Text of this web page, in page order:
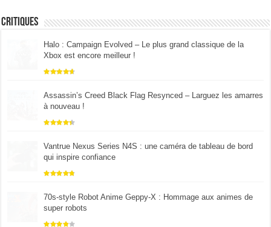
Critiques
Halo : Campaign Evolved – Le plus grand classique de la
Xbox est encore meilleur !
Assassin’s Creed Black Flag Resynced – Larguez les amarres
à nouveau !
Vantrue Nexus Series N4S : une caméra de tableau de bord
qui inspire confiance
70s-style Robot Anime Geppy-X : Hommage aux animes de
super robots